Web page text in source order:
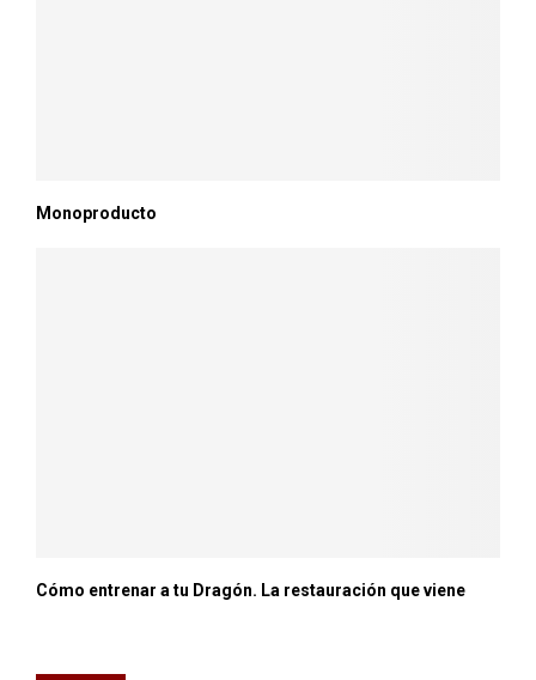
Monoproducto
Cómo entrenar a tu Dragón. La restauración que viene